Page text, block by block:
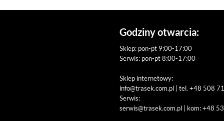
Godziny otwarcia:
Sklep: pon-pt 9:00-17:00
Serwis: pon-pt 8:00-17:00
Sklep internetowy:
info@trasek.com.pl | tel. +48 508
Serwis:
serwis@trasek.com.pl | kom: +48